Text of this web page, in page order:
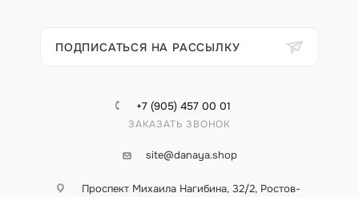
ПОДПИСАТЬСЯ НА РАССЫЛКУ
+7 (905) 457 00 01
ЗАКАЗАТЬ ЗВОНОК
site@danaya.shop
Проспект Михаила Нагибина, 32/2, Ростов-